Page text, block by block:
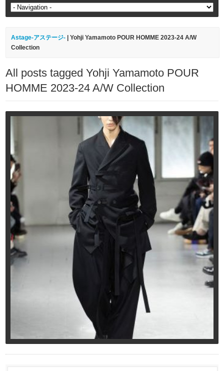
Astage-アステージ- |Yohji Yamamoto POUR HOMME 2023-24 A/W
Collection
All posts tagged Yohji Yamamoto POUR
HOMME 2023-24 A/W Collection